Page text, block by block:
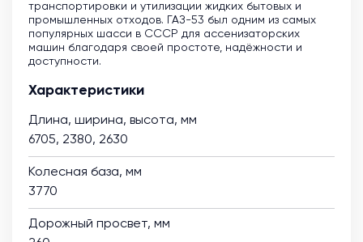
транспортировки и утилизации жидких бытовых и
промышленных отходов. ГАЗ-53 был одним из самых
популярных шасси в СССР для ассенизаторских
машин благодаря своей простоте, надёжности и
доступности.
Характеристики
Длина, ширина, высота, мм
6705, 2380, 2630
Колесная база, мм
3770
Дорожный просвет, мм